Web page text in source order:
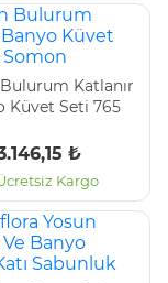
Katlanır
Küvet Seti 765
₺
Kargo